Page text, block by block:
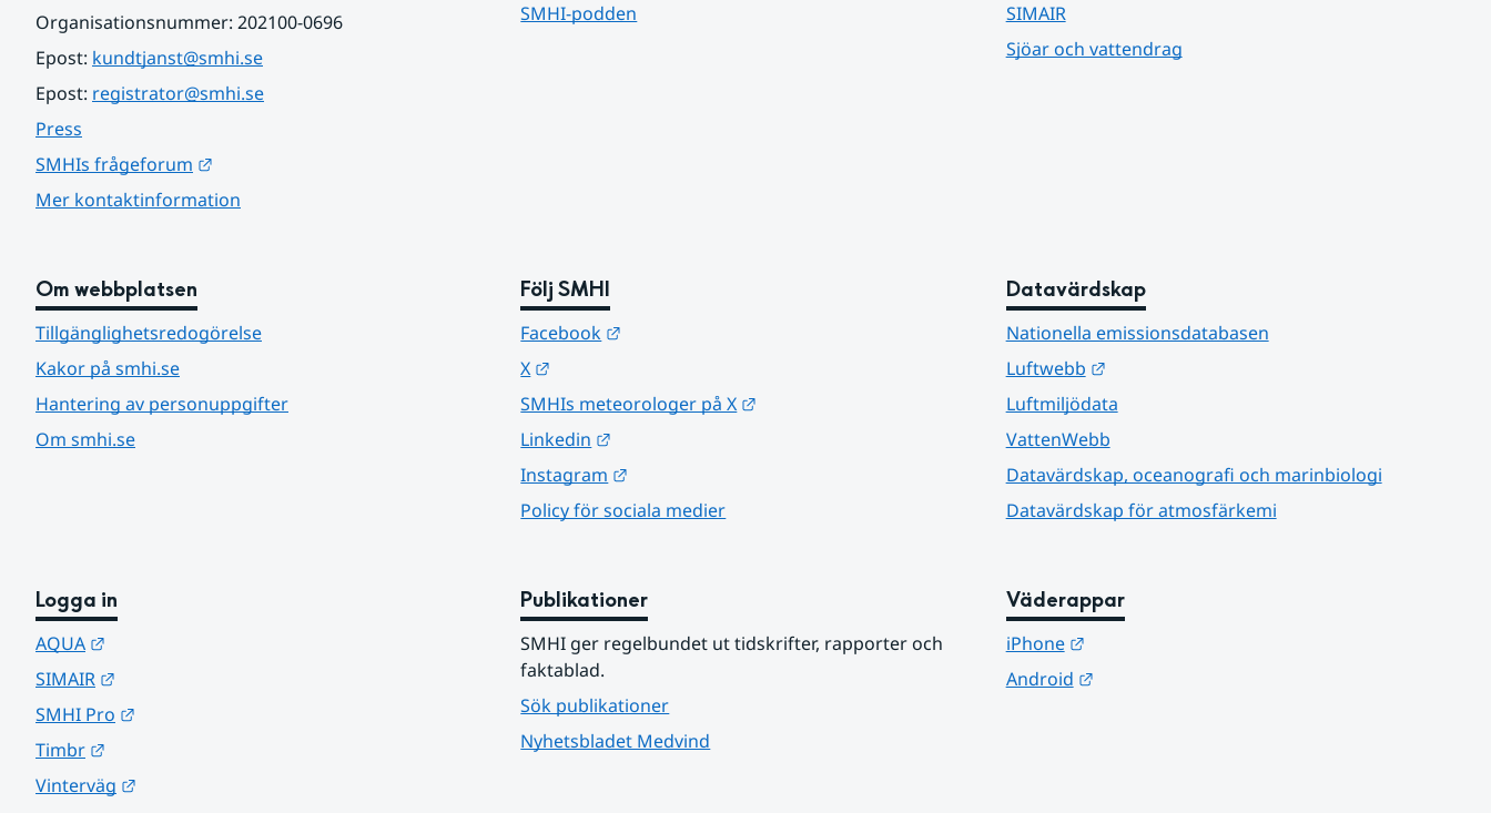
Organisationsnummer: 202100-0696
Epost: kundtjanst@smhi.se
Epost: registrator@smhi.se
Press
SMHIs frågeforum
Mer kontaktinformation
SMHI-podden
SIMAIR
Sjöar och vattendrag
Om webbplatsen
Tillgänglighetsredogörelse
Kakor på smhi.se
Hantering av personuppgifter
Om smhi.se
Följ SMHI
Facebook
X
SMHIs meteorologer på X
Linkedin
Instagram
Policy för sociala medier
Datavärdskap
Nationella emissionsdatabasen
Luftwebb
Länk till annan webbplats.
Luftmiljödata
VattenWebb
Datavärdskap, oceanografi och marinbiologi
Datavärdskap för atmosfärkemi
Logga in
AQUA
SIMAIR
SMHI Pro
Timbr
Vinterväg
Publikationer
SMHI ger regelbundet ut tidskrifter, rapporter och
faktablad.
Sök publikationer
Nyhetsbladet Medvind
Väderappar
iPhone
Länk till annan webbplats.
Android
Länk till annan webbplats.